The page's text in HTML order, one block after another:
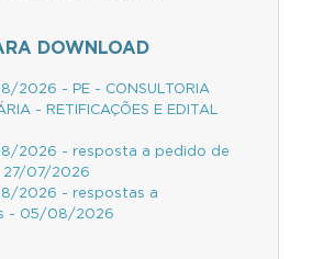
DOWNLOAD
2026 - PE - CONSULTORIA
- RETIFICAÇÕES E EDITAL
2026 - resposta a pedido de
27/07/2026
2026 - respostas a
- 05/08/2026